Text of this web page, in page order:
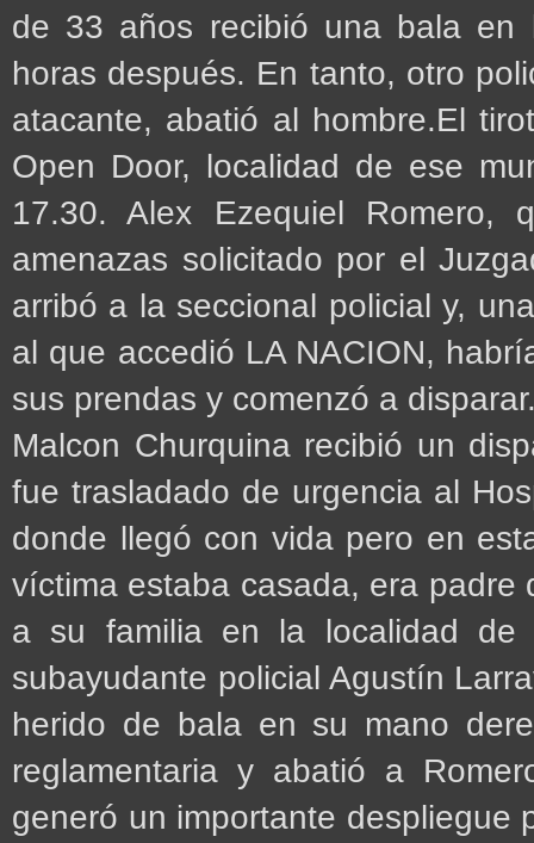
de 33 años recibió una bala en
horas después. En tanto, otro
atacante, abatió al hombre.El
Open Door, localidad de ese
17.30. Alex Ezequiel Romero,
amenazas solicitado por el
arribó a la seccional policial y,
al que accedió LA NACION,
sus prendas y comenzó a
Malcon Churquina recibió un
fue trasladado de urgencia al
donde llegó con vida pero en
víctima estaba casada, era
a su familia en la localidad de
subayudante policial Agustín
herido de bala en su mano
reglamentaria y abatió a
generó un importante despliegue